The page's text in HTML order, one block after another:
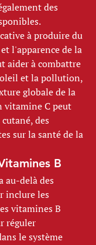
des
à produire du
l'apparence de la
aider à combattre
et la pollution,
globale de la
vitamine C peut
des
sur la santé de la
B
au-delà des
inclure les
vitamines B
réguler
le système